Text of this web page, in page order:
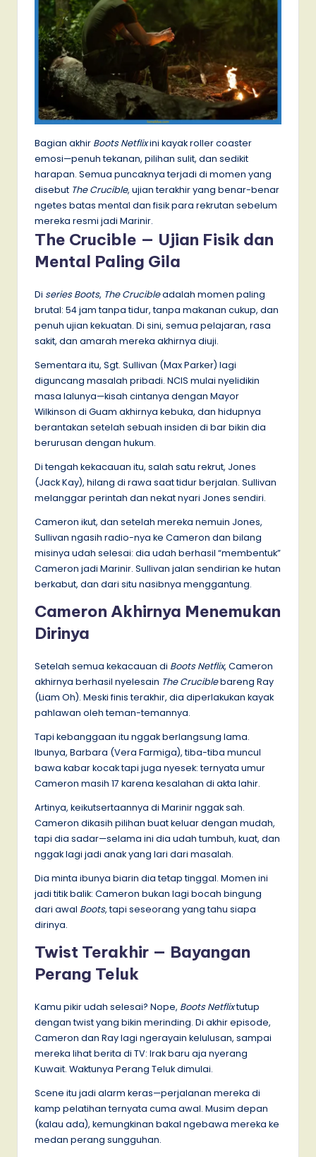
Bagian akhir Boots Netflixini kayak roller coaster
emosi—penuh tekanan, pilihan sulit, dan sedikit
harapan. Semua puncaknya terjadi di momen yang
disebut The Crucible, ujian terakhir yang benar-benar
ngetes batas mental dan fisik para rekrutan sebelum
mereka resmi jadi Marinir.
The Crucible — Ujian Fisik dan
Mental Paling Gila
Di series Boots, The Crucibleadalah momen paling
brutal: 54 jam tanpa tidur, tanpa makanan cukup, dan
penuh ujian kekuatan. Di sini, semua pelajaran, rasa
sakit, dan amarah mereka akhirnya diuji.
Sementara itu, Sgt. Sullivan (Max Parker) lagi
diguncang masalah pribadi. NCIS mulai nyelidikin
masa lalunya—kisah cintanya dengan Mayor
Wilkinson di Guam akhirnya kebuka, dan hidupnya
berantakan setelah sebuah insiden di bar bikin dia
berurusan dengan hukum.
Di tengah kekacauan itu, salah satu rekrut, Jones
(Jack Kay), hilang di rawa saat tidur berjalan. Sullivan
melanggar perintah dan nekat nyari Jones sendiri.
Cameron ikut, dan setelah mereka nemuin Jones,
Sullivan ngasih radio-nya ke Cameron dan bilang
misinya udah selesai: dia udah berhasil “membentuk”
Cameron jadi Marinir. Sullivan jalan sendirian ke hutan
berkabut, dan dari situ nasibnya menggantung.
Cameron Akhirnya Menemukan
Dirinya
Setelah semua kekacauan di Boots Netflix, Cameron
akhirnya berhasil nyelesain The Cruciblebareng Ray
(Liam Oh). Meski finis terakhir, dia diperlakukan kayak
pahlawan oleh teman-temannya.
Tapi kebanggaan itu nggak berlangsung lama.
Ibunya, Barbara (Vera Farmiga), tiba-tiba muncul
bawa kabar kocak tapi juga nyesek: ternyata umur
Cameron masih 17 karena kesalahan di akta lahir.
Artinya, keikutsertaannya di Marinir nggak sah.
Cameron dikasih pilihan buat keluar dengan mudah,
tapi dia sadar—selama ini dia udah tumbuh, kuat, dan
nggak lagi jadi anak yang lari dari masalah.
Dia minta ibunya biarin dia tetap tinggal. Momen ini
jadi titik balik: Cameron bukan lagi bocah bingung
dari awal Boots, tapi seseorang yang tahu siapa
dirinya.
Twist Terakhir — Bayangan
Perang Teluk
Kamu pikir udah selesai? Nope, Boots Netflixtutup
dengan twist yang bikin merinding. Di akhir episode,
Cameron dan Ray lagi ngerayain kelulusan, sampai
mereka lihat berita di TV: Irak baru aja nyerang
Kuwait. Waktunya Perang Teluk dimulai.
Scene itu jadi alarm keras—perjalanan mereka di
kamp pelatihan ternyata cuma awal. Musim depan
(kalau ada), kemungkinan bakal ngebawa mereka ke
medan perang sungguhan.